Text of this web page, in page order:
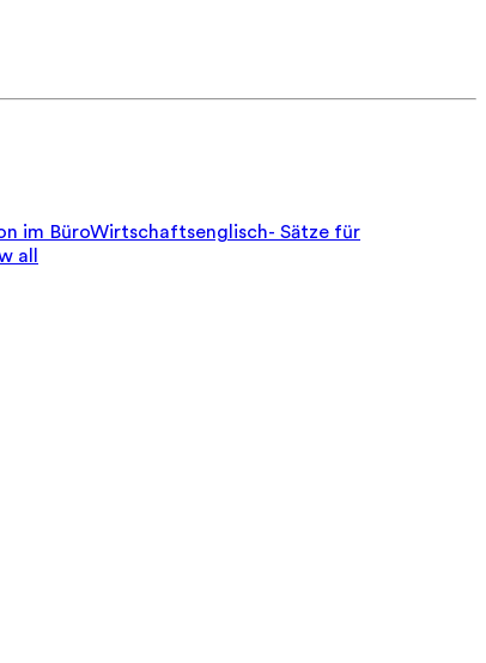
im BüroWirtschaftsenglisch- Sätze für
all